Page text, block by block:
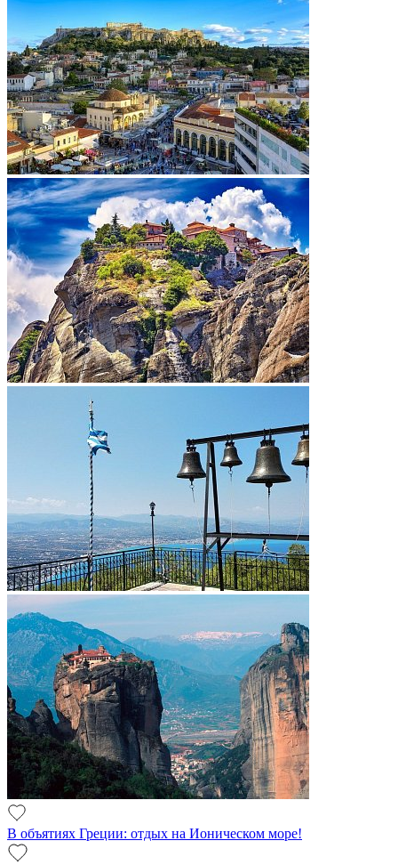
В объятиях Греции: отдых на Ионическом море!